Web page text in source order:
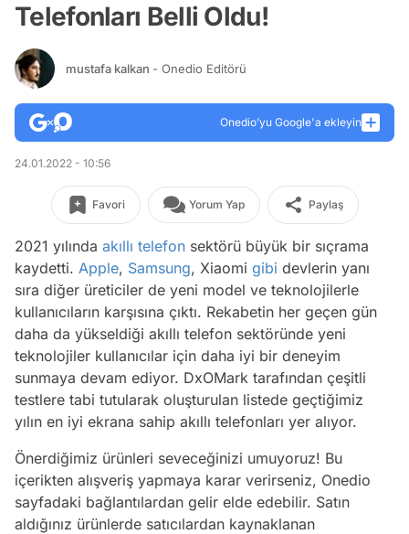
Telefonları Belli Oldu!
mustafa kalkan - Onedio Editörü
Onedio’yu Google'a ekleyin
24.01.2022 - 10:56
Favori Yorum Yap Paylaş
2021 yılında akıllı telefon sektörü büyük bir sıçrama
kaydetti. Apple, Samsung, Xiaomi gibi devlerin yanı
sıra diğer üreticiler de yeni model ve teknolojilerle
kullanıcıların karşısına çıktı. Rekabetin her geçen gün
daha da yükseldiği akıllı telefon sektöründe yeni
teknolojiler kullanıcılar için daha iyi bir deneyim
sunmaya devam ediyor. DxOMark tarafından çeşitli
testlere tabi tutularak oluşturulan listede geçtiğimiz
yılın en iyi ekrana sahip akıllı telefonları yer alıyor.
Önerdiğimiz ürünleri seveceğinizi umuyoruz! Bu
içerikten alışveriş yapmaya karar verirseniz, Onedio
sayfadaki bağlantılardan gelir elde edebilir. Satın
aldığınız ürünlerde satıcılardan kaynaklanan